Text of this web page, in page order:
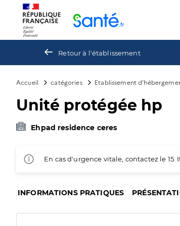
Retour à l'établissement
Accueil catégories Etablissement
Unité protégée hp
Ehpad residence ceres
En cas d'urgence vitale, contactez le
INFORMATIONS PRATIQUES
Panneau de gestion des cookies